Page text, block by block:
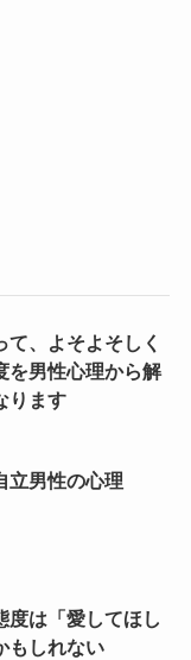
て、よそよそしく
を男性心理から解
ります
立男性の心理
度は「愛してほし
もしれない